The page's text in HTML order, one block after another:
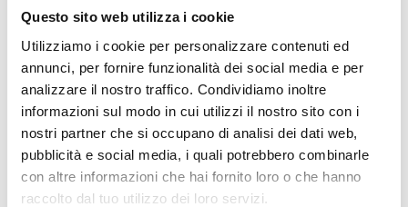
Questo sito web utilizza i cookie
Utilizziamo i cookie per personalizzare contenuti ed
annunci, per fornire funzionalità dei social media e per
analizzare il nostro traffico. Condividiamo inoltre
informazioni sul modo in cui utilizzi il nostro sito con i
nostri partner che si occupano di analisi dei dati web,
pubblicità e social media, i quali potrebbero combinarle
con altre informazioni che hai fornito loro o che hanno
raccolto dal tuo utilizzo dei loro servizi.
+39 0473 62 41 93
info@kastelbell-tschars.com
www.kastelbell-tschars.com
Mappa e profilo di elevazione
Impressioni